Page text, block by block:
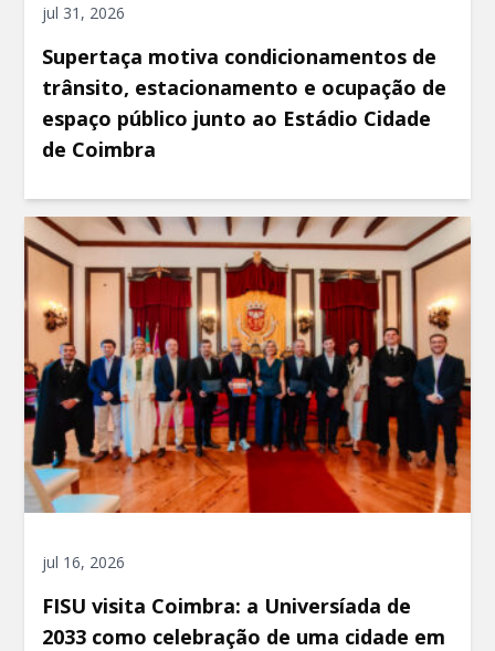
jul 31, 2026
Supertaça motiva condicionamentos de
trânsito, estacionamento e ocupação de
espaço público junto ao Estádio Cidade
de Coimbra
jul 16, 2026
FISU visita Coimbra: a Universíada de
2033 como celebração de uma cidade em